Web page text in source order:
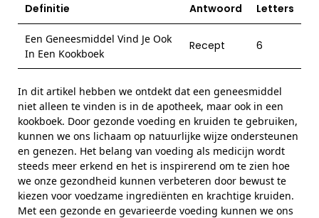
Definitie Antwoord Letters
Een Geneesmiddel Vind Je Ook
In Een Kookboek
Recept 6
In dit artikel hebben we ontdekt dat een geneesmiddel
niet alleen te vinden is in de apotheek, maar ook in een
kookboek. Door gezonde voeding en kruiden te gebruiken,
kunnen we ons lichaam op natuurlijke wijze ondersteunen
en genezen. Het belang van voeding als medicijn wordt
steeds meer erkend en het is inspirerend om te zien hoe
we onze gezondheid kunnen verbeteren door bewust te
kiezen voor voedzame ingrediënten en krachtige kruiden.
Met een gezonde en gevarieerde voeding kunnen we ons